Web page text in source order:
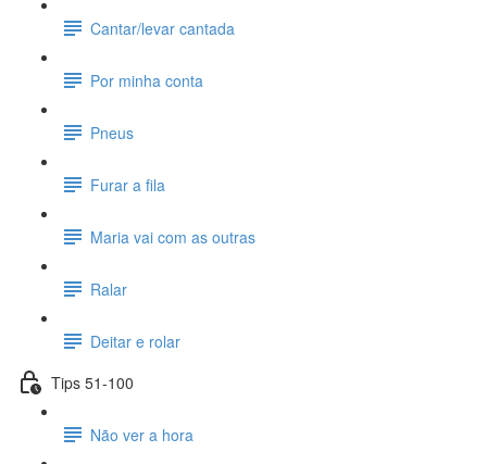
Cantar/levar cantada
Por minha conta
Pneus
Furar a fila
Maria vai com as outras
Ralar
Deitar e rolar
Tips 51-100
Não ver a hora